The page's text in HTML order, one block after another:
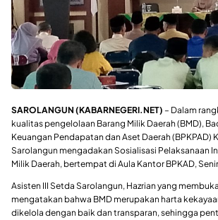
SAROLANGUN (KABARNEGERI.NET) – Dalam
kualitas pengelolaan Barang Milik Daerah (BMD),
Keuangan Pendapatan dan Aset Daerah (BPKPAD)
Sarolangun mengadakan Sosialisasi Pelaksanaan
Milik Daerah, bertempat di Aula Kantor BPKAD,
Asisten III Setda Sarolangun, Hazrian yang
mengatakan bahwa BMD merupakan harta
dikelola dengan baik dan transparan, sehingga